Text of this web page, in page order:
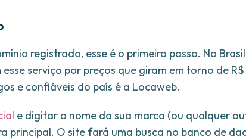
registrado, esse é o primeiro passo. No
serviço por preços que giram em torno de
e confiáveis do país é a Locaweb.
e digitar o nome da sua marca (ou qualquer
principal. O site fará uma busca no banco de